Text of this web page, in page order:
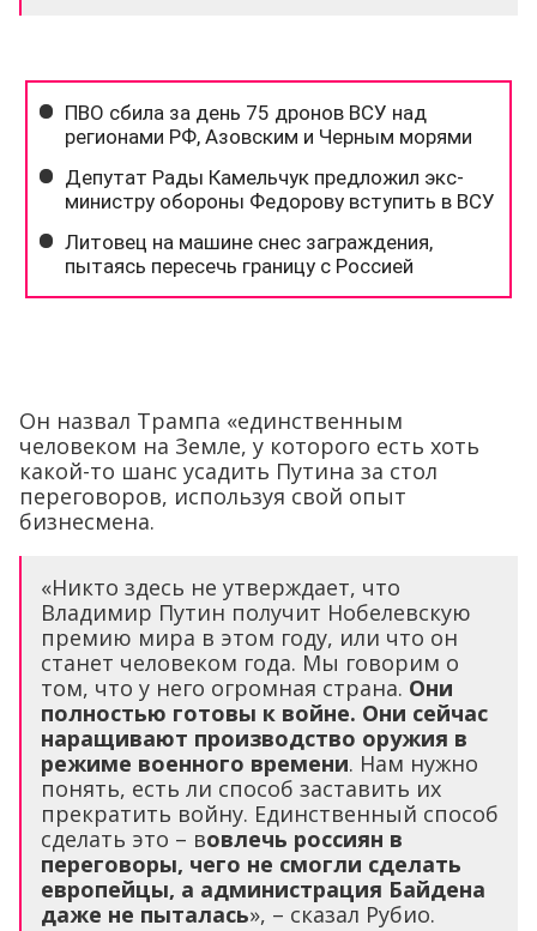
Он назвал Трампа «единственным
человеком на Земле, у которого есть хоть
какой-то шанс усадить Путина за стол
переговоров, используя свой опыт
бизнесмена.
«Никто здесь не утверждает, что
Владимир Путин получит Нобелевскую
премию мира в этом году, или что он
станет человеком года. Мы говорим о
том, что у него огромная страна. Они
полностью готовы к войне. Они сейчас
наращивают производство оружия в
режиме военного времени. Нам нужно
понять, есть ли способ заставить их
прекратить войну. Единственный способ
сделать это – вовлечь россиян в
переговоры, чего не смогли сделать
европейцы, а администрация Байдена
даже не пыталась», – сказал Рубио.